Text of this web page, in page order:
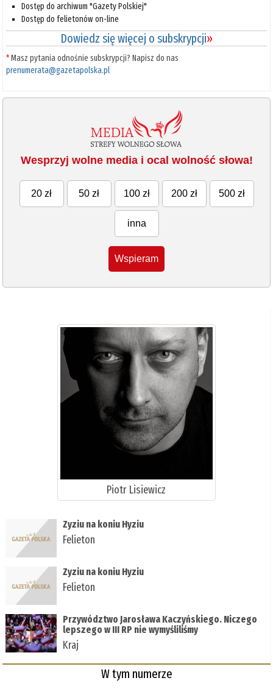
Dostęp do archiwum "Gazety Polskiej"
Dostęp do felietonów on-line
Dowiedz się więcej o subskrypcji»
*Masz pytania odnośnie subskrypcji? Napisz do nas
prenumerata@gazetapolska.pl
Wesprzyj wolne media i ocal wolność słowa!
20 zł 50 zł 100 zł 200 zł 500 zł
inna
Wspieram
Piotr Lisiewicz
Zyziu na koniu Hyziu
Felieton
Zyziu na koniu Hyziu
Felieton
Przywództwo Jarosława Kaczyńskiego. Niczego
lepszego w III RP nie wymyśliliśmy
Kraj
W tym numerze